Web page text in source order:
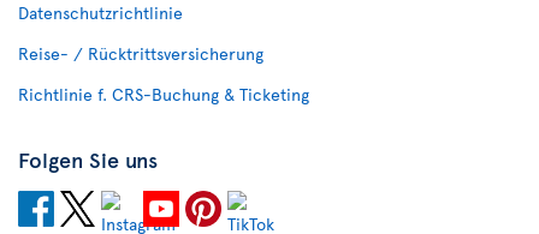
Datenschutzrichtlinie
Reise- / Rücktrittsversicherung
Richtlinie f. CRS-Buchung & Ticketing
Folgen Sie uns